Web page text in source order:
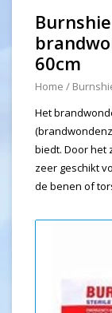
60cm
Home /
Het
biedt. Door het
zeer geschikt
de benen of